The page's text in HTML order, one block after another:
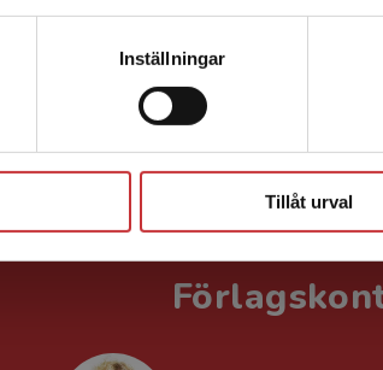
Inställningar
Tillåt urval